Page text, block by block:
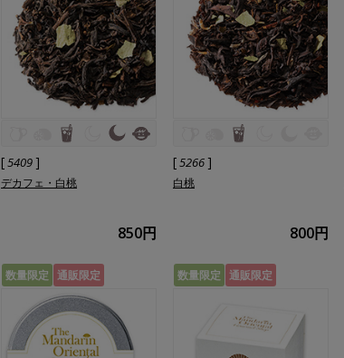
[5409 ]
デカフェ・白桃
850円
[5266 ]
白桃
800円
数量限定 通販限定 数量限定 通販限定